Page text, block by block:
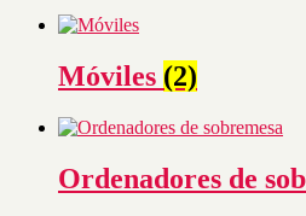
Móviles (2)
Ordenadores de